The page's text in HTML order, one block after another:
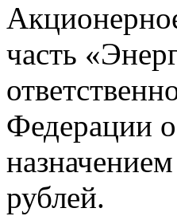
часть
Федерации
рублей.